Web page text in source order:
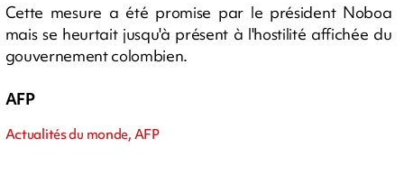
Cette mesure a été promise par le président Noboa
mais se heurtait jusqu'à présent à l'hostilité affichée du
gouvernement colombien.
AFP
Actualités du monde, AFP